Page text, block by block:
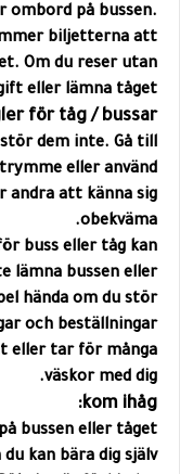
ombord på bussen.
biljetterna att
Om du reser utan
eller lämna tåget.
för tåg / bussar
dem inte. Gå till
eller använd
andra att känna sig
obekväma.
buss eller tåg kan
lämna bussen eller
hända om du stör
och beställningar
eller tar för många
väskor med dig.
kom ihåg:
bussen eller tåget
kan bära dig själv